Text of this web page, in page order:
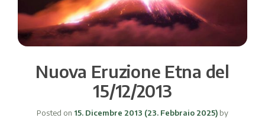
Nuova Eruzione Etna del
15/12/2013
Posted on 15. Dicembre 2013 (23. Febbraio 2025) by